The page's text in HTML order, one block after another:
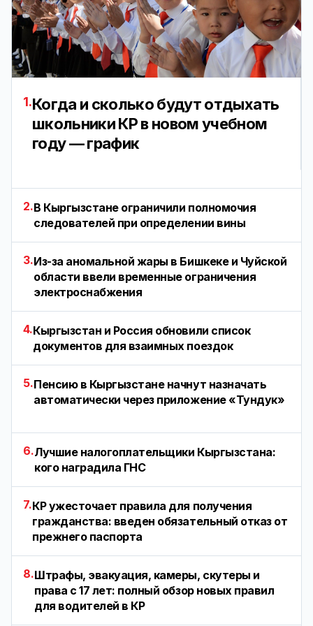
1.Когда и сколько будут отдыхать
школьники КР в новом учебном
году — график
2.В Кыргызстане ограничили полномочия
следователей при определении вины
3.Из-за аномальной жары в Бишкеке и Чуйской
области ввели временные ограничения
электроснабжения
4.Кыргызстан и Россия обновили список
документов для взаимных поездок
5.Пенсию в Кыргызстане начнут назначать
автоматически через приложение «Тундук»
6.Лучшие налогоплательщики Кыргызстана:
кого наградила ГНС
7.КР ужесточает правила для получения
гражданства: введен обязательный отказ от
прежнего паспорта
8.Штрафы, эвакуация, камеры, скутеры и
права с 17 лет: полный обзор новых правил
для водителей в КР